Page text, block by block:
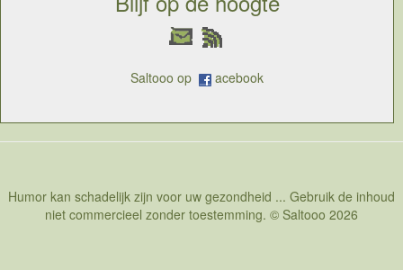
wordt gevraagd is het steevast staking, zelfs als maar
een minderheid van het personeel vindt dat er gestaakt
moet worden.
Saltooo op acebook
Humor kan schadelijk zijn voor uw gezondheid ... Gebruik de inhoud
niet commercieel zonder toestemming. © Saltooo 2026